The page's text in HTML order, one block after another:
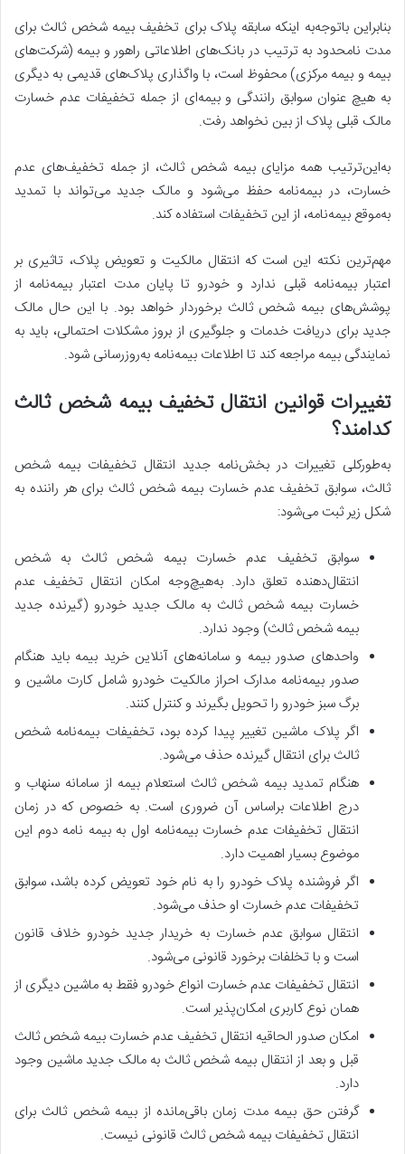
بنابراین باتوجه‌به اینکه سابقه پلاک برای تخفیف بیمه شخص ثالث برای
مدت نامحدود به ترتیب در بانک‌های اطلاعاتی راهور و بیمه (شرکت‌های
بیمه و بیمه مرکزی) محفوظ است، با واگذاری پلاک‌های قدیمی به دیگری
به هیچ عنوان سوابق رانندگی و بیمه‌ای از جمله تخفیفات عدم خسارت
مالک قبلی پلاک از بین نخواهد رفت.
به‌این‌ترتیب همه مزایای بیمه شخص ثالث، از جمله تخفیف‌های عدم
خسارت، در بیمه‌نامه حفظ می‌شود و مالک جدید می‌تواند با تمدید
به‌موقع بیمه‌نامه، از این تخفیفات استفاده کند.
مهم‌ترین نکته این است که انتقال مالکیت و تعویض پلاک، تاثیری بر
اعتبار بیمه‌نامه قبلی ندارد و خودرو تا پایان مدت اعتبار بیمه‌نامه از
پوشش‌های بیمه شخص ثالث برخوردار خواهد بود. با این حال مالک
جدید برای دریافت خدمات و جلوگیری از بروز مشکلات احتمالی، باید به
نمایندگی بیمه مراجعه کند تا اطلاعات بیمه‌نامه به‌روزرسانی شود.
تغییرات قوانین انتقال تخفیف بیمه شخص ثالث
کدامند؟
به‌طورکلی تغییرات در بخش‌نامه جدید انتقال تخفیفات بیمه شخص
ثالث، سوابق تخفیف عدم خسارت بیمه شخص ثالث برای هر راننده به
شکل زیر ثبت می‌شود:
سوابق تخفیف عدم خسارت بیمه شخص ثالث به شخص
انتقال‌دهنده تعلق دارد. به‌هیچ‌وجه امکان انتقال تخفیف عدم
خسارت بیمه شخص ثالث به مالک جدید خودرو (گیرنده جدید
بیمه شخص ثالث) وجود ندارد.
واحدهای صدور بیمه و سامانه‌های آنلاین خرید بیمه باید هنگام
صدور بیمه‌نامه مدارک احراز مالکیت خودرو شامل کارت ماشین و
برگ سبز خودرو را تحویل بگیرند و کنترل کنند.
اگر پلاک ماشین تغییر پیدا کرده بود، تخفیفات بیمه‌نامه شخص
ثالث برای انتقال گیرنده حذف می‌شود.
هنگام تمدید بیمه شخص ثالث استعلام بیمه از سامانه سنهاب و
درج اطلاعات براساس آن ضروری است. به خصوص که در زمان
انتقال تخفیفات عدم خسارت بیمه‌نامه اول به بیمه نامه دوم این
موضوع بسیار اهمیت دارد.
اگر فروشنده پلاک خودرو را به نام خود تعویض کرده باشد، سوابق
تخفیفات عدم خسارت او حذف می‌شود.
انتقال سوابق عدم خسارت به خریدار جدید خودرو خلاف قانون
است و با تخلفات برخورد قانونی می‌شود.
انتقال تخفیفات عدم خسارت انواع خودرو فقط به ماشین دیگری از
همان نوع کاربری امکان‌پذیر است.
امکان صدور الحاقیه انتقال تخفیف عدم خسارت بیمه شخص ثالث
قبل و بعد از انتقال بیمه شخص ثالث به مالک جدید ماشین وجود
دارد.
گرفتن حق بیمه مدت زمان باقی‌مانده از بیمه شخص ثالث برای
انتقال تخفیفات بیمه شخص ثالث قانونی نیست.